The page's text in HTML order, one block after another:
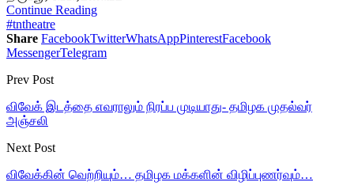
Continue Reading
#tntheatre
Share FacebookTwitterWhatsAppPinterestFacebook
MessengerTelegram
Prev Post
விவேக் இடத்தை எவராலும் நிரப்ப முடியாது- தமிழக முதல்வர்
அஞ்சலி
Next Post
விவேக்கின் வெற்றியும்… தமிழக மக்களின் விழிப்புணர்வும்…